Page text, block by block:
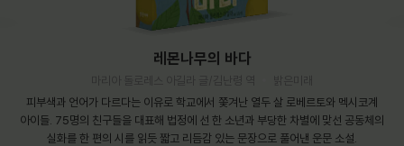
레몬나무의 바다
피부색과 언어가 다르다는 이유로 학교에서 쫓겨난 열두 살 로베르토와 멕시코계
아이들. 75명의 친구들을 대표해 법정에 선 한 소년과 부당한 차별에 맞선 공동체의
실화를 한 편의 시를 읽듯 짧고 리듬감 있는 문장으로 풀어낸 운문 소설.